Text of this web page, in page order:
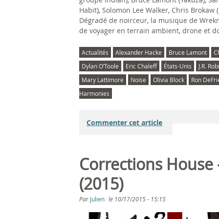
Habit), Solomon Lee Walker, Chris
Dégradé de noirceur, la musique de
de voyager en terrain ambient, drone et
Actualités Alexander Hacke Bruce Lamont
Dylan O’Toole
Eric Chaleff États-Unis
J.R.
Mary Lattimore
Noise Olivia Block
Ron
Harmonies
Commenter cet article
Corrections House
(2015)
Par Julien le 10/17/2015 - 15:15